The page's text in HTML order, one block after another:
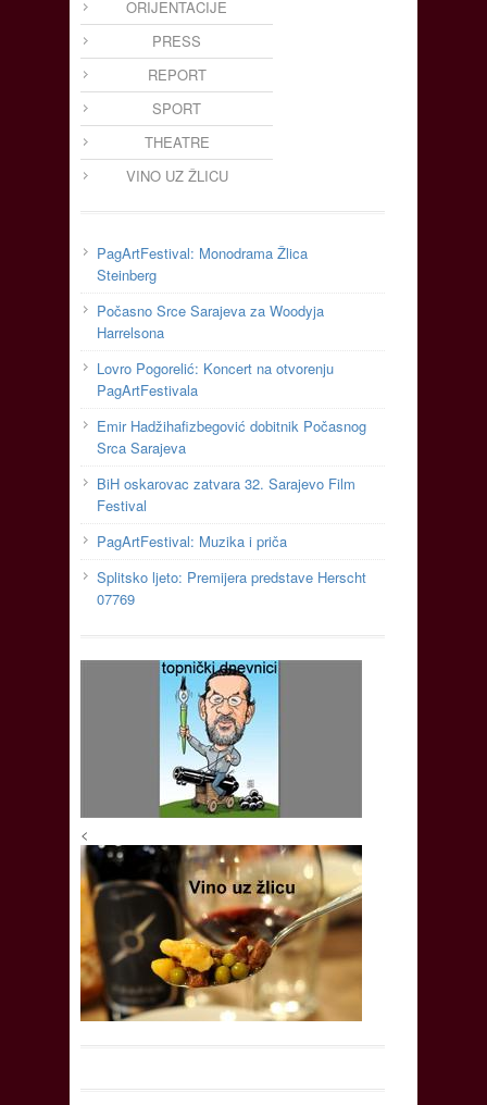
ORIJENTACIJE
PRESS
REPORT
SPORT
THEATRE
VINO UZ ŽLICU
PagArtFestival: Monodrama Žlica
Steinberg
Počasno Srce Sarajeva za Woodyja
Harrelsona
Lovro Pogorelić: Koncert na otvorenju
PagArtFestivala
Emir Hadžihafizbegović dobitnik Počasnog
Srca Sarajeva
BiH oskarovac zatvara 32. Sarajevo Film
Festival
PagArtFestival: Muzika i priča
Splitsko ljeto: Premijera predstave Herscht
07769
<